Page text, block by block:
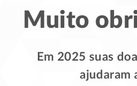
Muito
Em 2025 suas
ajudaram